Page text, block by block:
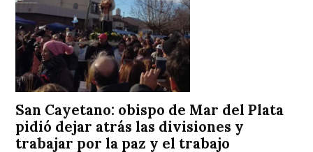
San Cayetano: obispo de Mar del Plata
pidió dejar atrás las divisiones y
trabajar por la paz y el trabajo